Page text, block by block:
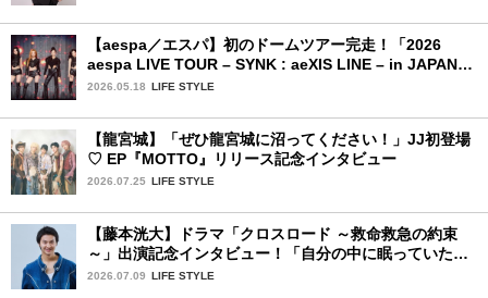
【aespa／エスパ】初のドームツアー完走！「2026
aespa LIVE TOUR – SYNK : aeXIS LINE – in JAPAN
[SPECIAL EDITION DOME TOUR] 」東京ドーム公演2
2026.05.18 LIFE STYLE
【龍宮城】「ぜひ龍宮城に沼ってください！」JJ初登場
♡ EP『MOTTO』リリース記念インタビュー
2026.07.25 LIFE STYLE
【藤本洸大】ドラマ「クロスロード ～救命救急の約束
～」出演記念インタビュー！「自分の中に眠っていた熱
を思い出させてもらった作品です」
2026.07.09 LIFE STYLE